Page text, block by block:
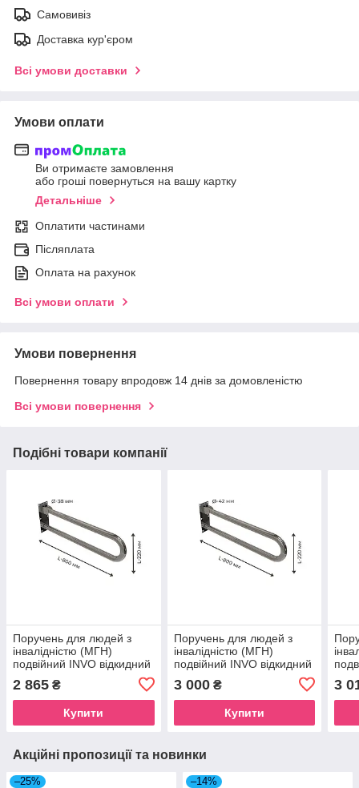
Самовивіз
Доставка кур'єром
Всі умови доставки
Умови оплати
Ви отримаєте замовлення
або гроші повернуться на вашу картку
Детальніше
Оплатити частинами
Післяплата
Оплата на рахунок
Всі умови оплати
Умови повернення
Повернення товару впродовж 14 днів за домовленістю
Всі умови повернення
Подібні товари компанії
Поручень для людей з
інвалідністю (МГН)
подвійний INVO відкидний
розмір 800х220 мм, D
труби - 38 мм
2 865 ₴
Купити
Поручень для людей з
інвалідністю (МГН)
подвійний INVO відкидний
розмір 800х220 мм, D
труби - 42 мм
3 000₴
Купити
3
Акційні пропозиції та новинки
–25% –14%